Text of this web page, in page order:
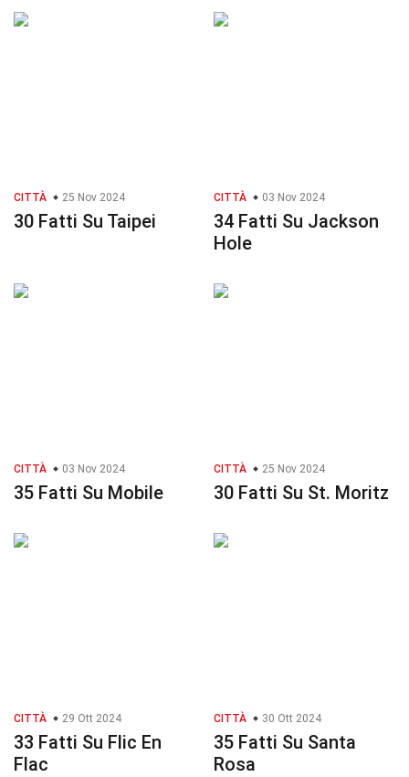
CITTÀ 25 Nov 2024
30 Fatti Su Taipei
CITTÀ 03 Nov 2024
34 Fatti Su Jackson
Hole
CITTÀ 03 Nov 2024
35 Fatti Su Mobile
CITTÀ 25 Nov 2024
30 Fatti Su St. Moritz
CITTÀ 29 Ott 2024
33 Fatti Su Flic En
Flac
CITTÀ 30 Ott 2024
35 Fatti Su Santa
Rosa